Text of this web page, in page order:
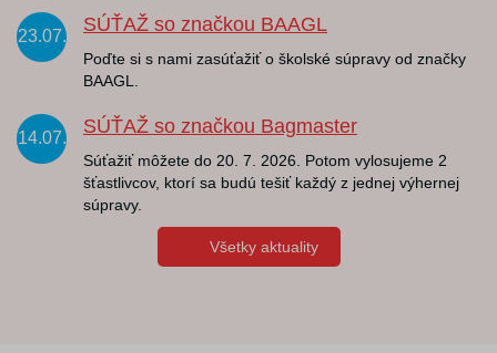
23.07.
SÚŤAŽ so značkou BAAGL
Poďte si s nami zasúťažiť o školské súpravy od značky
BAAGL.
14.07.
SÚŤAŽ so značkou Bagmaster
Súťažiť môžete do 20. 7. 2026. Potom vylosujeme 2
šťastlivcov, ktorí sa budú tešiť každý z jednej výhernej
súpravy.
Všetky aktuality